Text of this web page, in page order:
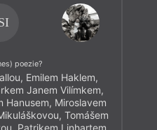
poezie?
Emilem Haklem,
Janem Vilímkem,
Hanusem, Miroslavem
Tomášem